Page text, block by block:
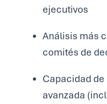
ejecutivos
Análisis más
comités de
Capacidad
avanzada